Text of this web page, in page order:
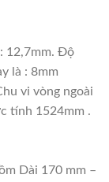
12,7mm. Độ
là : 8mm
vi vòng ngoài
tính 1524mm .
Dài 170 mm –